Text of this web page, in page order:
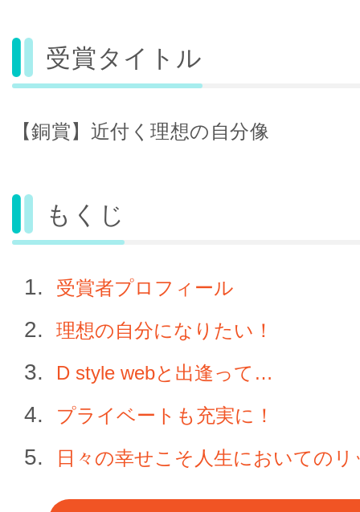
受賞タイトル
【銅賞】近付く理想の自分像
もくじ
受賞者プロフィール
理想の自分になりたい！
D style webと出逢って…
プライベートも充実に！
日々の幸せこそ人生においての